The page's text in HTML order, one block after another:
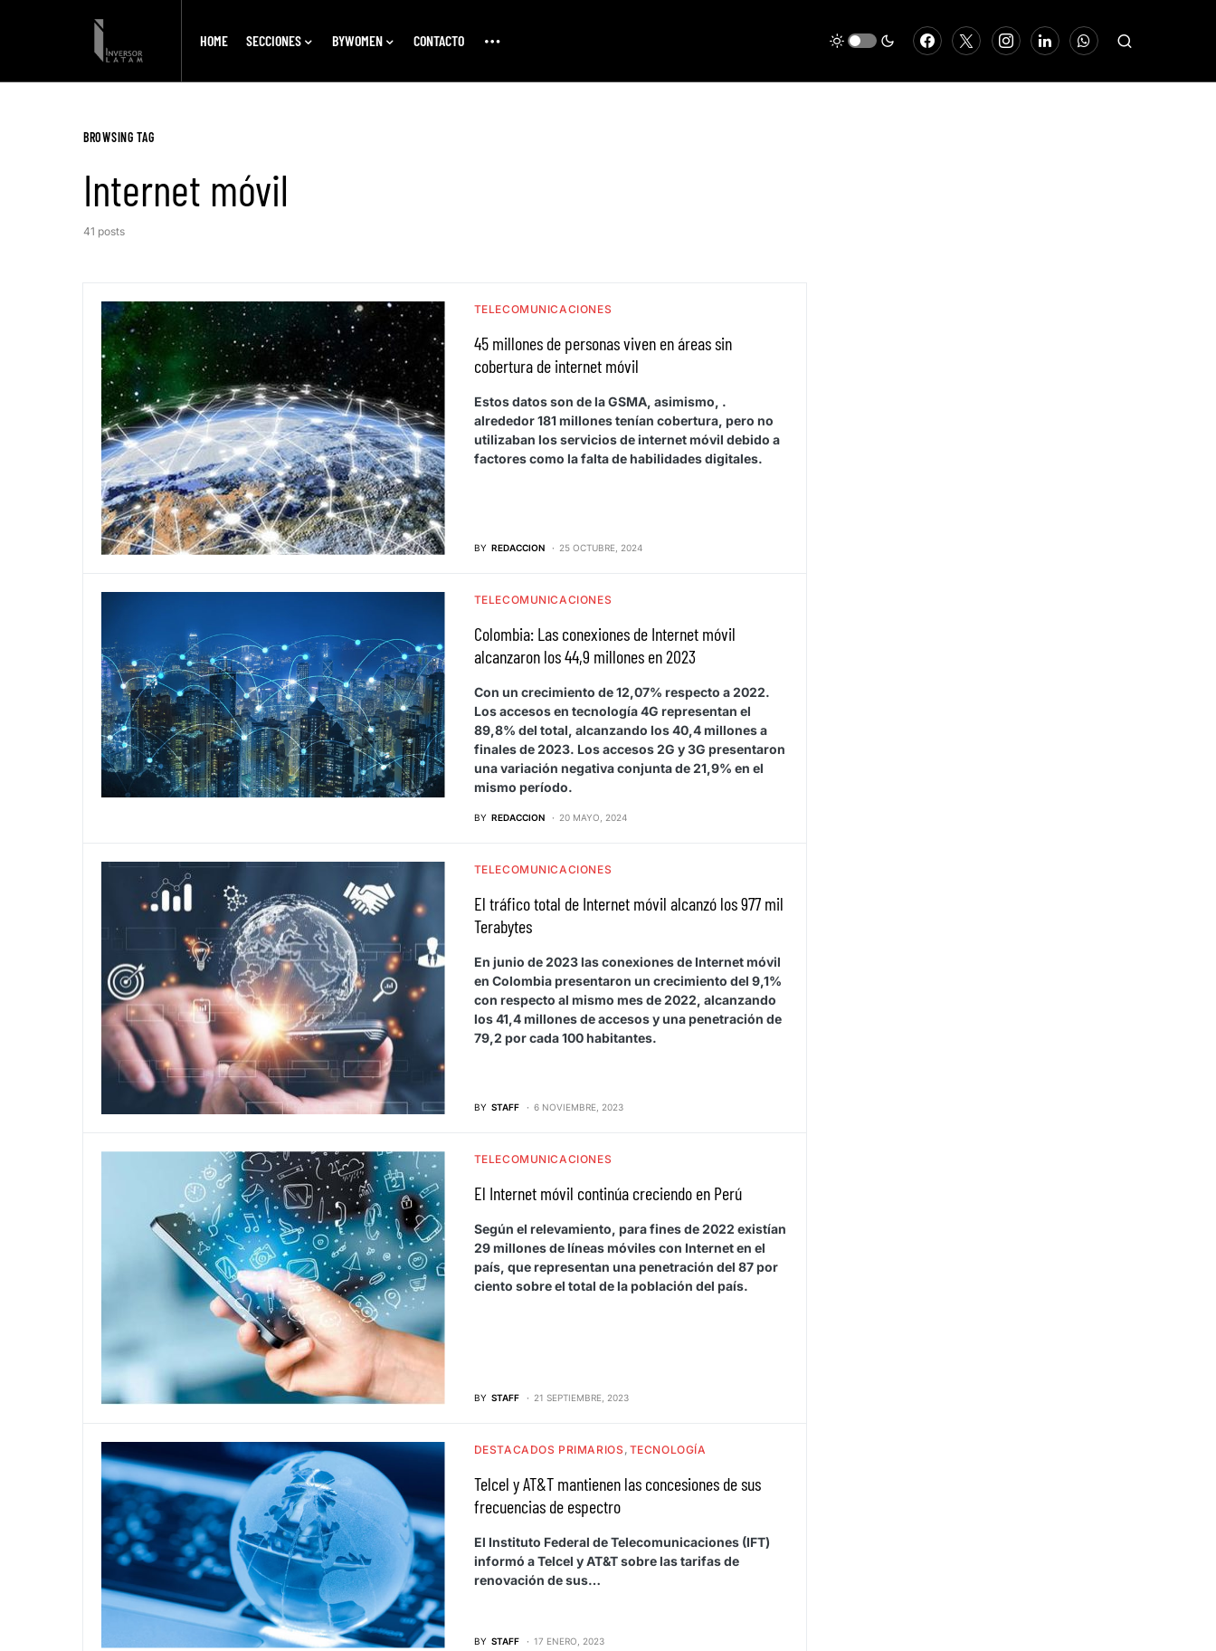
HOME SECCIONES BYWOMEN CONTACTO
BROWSING TAG
Internet móvil
41 posts
TELECOMUNICACIONES
45 millones de personas viven en áreas sin
cobertura de internet móvil
Estos datos son de la GSMA, asimismo, .
alrededor 181 millones tenían cobertura, pero no
utilizaban los servicios de internet móvil debido a
factores como la falta de habilidades digitales.
BY REDACCION 25 OCTUBRE, 2024
TELECOMUNICACIONES
Colombia: Las conexiones de Internet móvil
alcanzaron los 44,9 millones en 2023
Con un crecimiento de 12,07% respecto a 2022.
Los accesos en tecnología 4G representan el
89,8% del total, alcanzando los 40,4 millones a
finales de 2023. Los accesos 2G y 3G presentaron
una variación negativa conjunta de 21,9% en el
mismo período.
BY REDACCION 20 MAYO, 2024
TELECOMUNICACIONES
El tráfico total de Internet móvil alcanzó los 977 mil
Terabytes
En junio de 2023 las conexiones de Internet móvil
en Colombia presentaron un crecimiento del 9,1%
con respecto al mismo mes de 2022, alcanzando
los 41,4 millones de accesos y una penetración de
79,2 por cada 100 habitantes.
BY STAFF 6 NOVIEMBRE, 2023
TELECOMUNICACIONES
El Internet móvil continúa creciendo en Perú
Según el relevamiento, para fines de 2022 existían
29 millones de líneas móviles con Internet en el
país, que representan una penetración del 87 por
ciento sobre el total de la población del país.
BY STAFF 21 SEPTIEMBRE, 2023
DESTACADOS PRIMARIOS TECNOLOGÍA
Telcel y AT&T mantienen las concesiones de sus
frecuencias de espectro
El Instituto Federal de Telecomunicaciones (IFT)
informó a Telcel y AT&T sobre las tarifas de
renovación de sus…
BY STAFF 17 ENERO, 2023